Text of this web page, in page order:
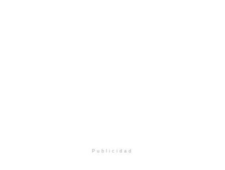
Publicidad